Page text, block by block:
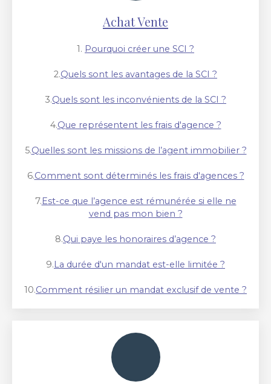
Achat Vente
1. Pourquoi créer une SCI ?
2.Quels sont les avantages de la SCI ?
3.Quels sont les inconvénients de la SCI ?
4.Que représentent les frais d'agence ?
5.Quelles sont les missions de l’agent immobilier ?
6.Comment sont déterminés les frais d'agences ?
7.Est-ce que l’agence est rémunérée si elle ne
vend pas mon bien ?
8.Qui paye les honoraires d’agence ?
9.La durée d'un mandat est-elle limitée ?
10.Comment résilier un mandat exclusif de vente ?